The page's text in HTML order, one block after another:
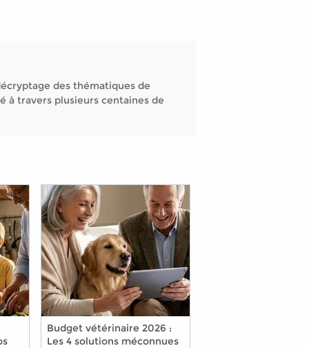
des thématiques de
à travers plusieurs centaines de
Budget vétérinaire 2026 :
Les 4 solutions méconnues